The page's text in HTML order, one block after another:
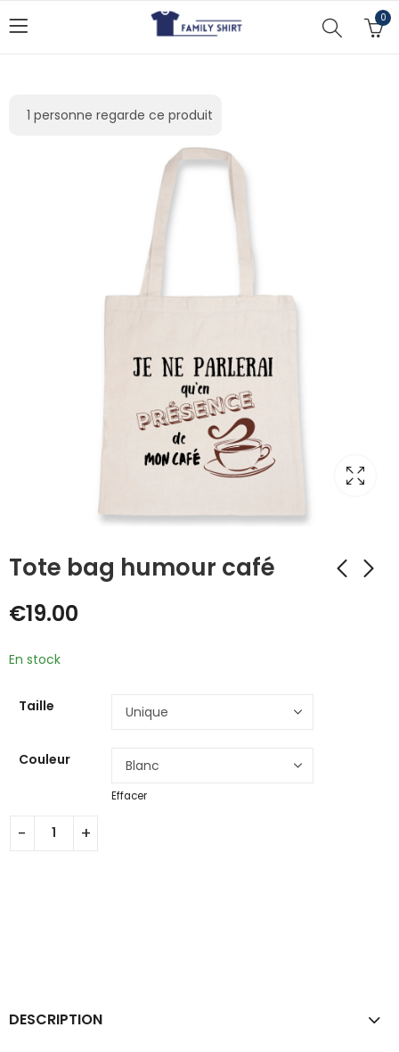
0
1 personne regarde ce produit
Tote bag humour café
€19.00
En stock
Taille
Couleur
Effacer
DESCRIPTION